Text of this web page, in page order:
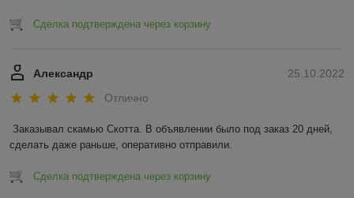
Сделка подтверждена через корзину
25.10.2022
Александр
Отлично
Заказывал скамью Скотта. В объявлении было под заказ 20 дней,
сделать даже раньше, оперативно отправили.
Сделка подтверждена через корзину